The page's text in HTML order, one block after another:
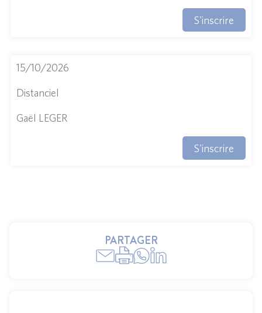
S'inscrire
15/10/2026
Distanciel
Gaël LEGER
S'inscrire
PARTAGER